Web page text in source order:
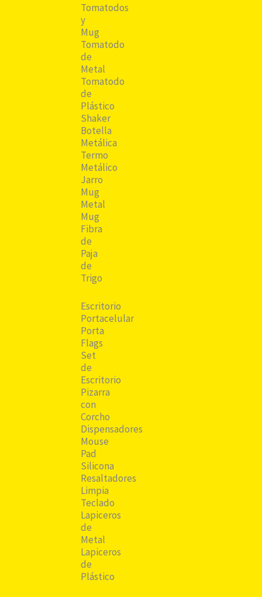
Tomatodos
y
Mug
Tomatodo
de
Metal
Tomatodo
de
Plástico
Shaker
Botella
Metálica
Termo
Metálico
Jarro
Mug
Metal
Mug
Fibra
de
Paja
de
Trigo
Escritorio
Portacelular
Porta
Flags
Set
de
Escritorio
Pizarra
con
Corcho
Dispensadores
Mouse
Pad
Silicona
Resaltadores
Limpia
Teclado
Lapiceros
de
Metal
Lapiceros
de
Plástico